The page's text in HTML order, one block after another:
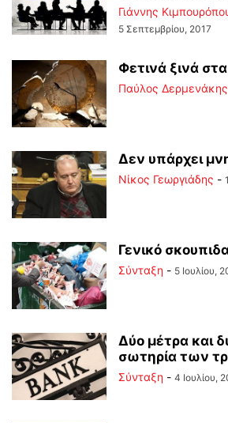
Γιάννης
5 Σεπτεμβρίου, 2017
Φετινά ξινά
Παύλος Δερμενάκης
Δεν υπάρχει
Νίκος Γεωργιάδης -
Γενικό
Σύνταξη - 5 Ιουλίου,
Δύο μέτρα και
σωτηρία των
Σύνταξη - 4 Ιουλίου,